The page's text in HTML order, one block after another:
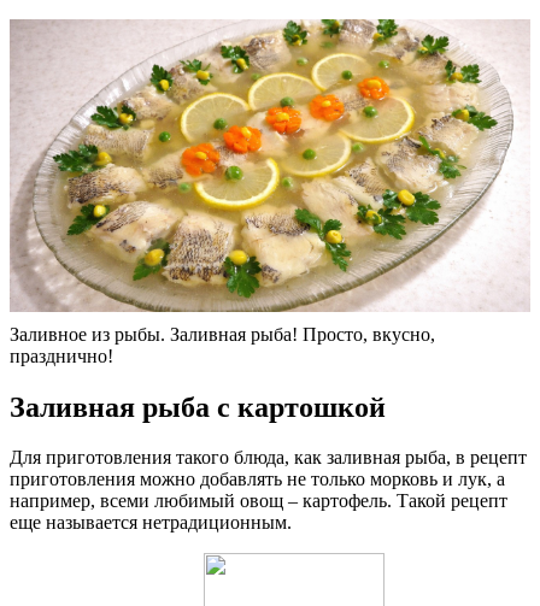
Заливное из рыбы. Заливная рыба! Просто, вкусно,
празднично!
Заливная рыба с картошкой
Для приготовления такого блюда, как заливная рыба, в рецепт
приготовления можно добавлять не только морковь и лук, а
например, всеми любимый овощ – картофель. Такой рецепт
еще называется нетрадиционным.